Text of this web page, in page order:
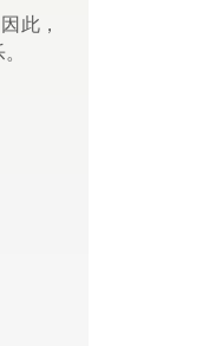
此，